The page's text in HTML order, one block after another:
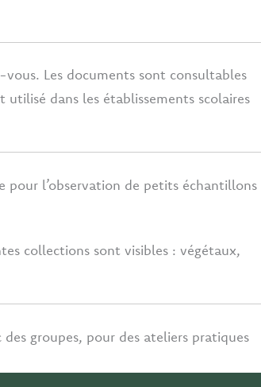
Les documents sont consultables
dans les établissements scolaires
pour l’observation de petits échantillons
collections sont visibles : végétaux,
groupes, pour des ateliers pratiques